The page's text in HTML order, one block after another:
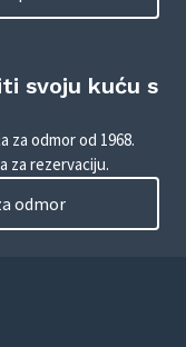
svoju kuću s
za odmor od 1968.
za rezervaciju.
odmor